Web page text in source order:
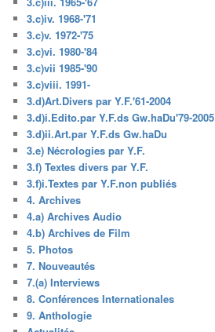
3.c)iv. 1968-'71
3.c)v. 1972-'75
3.c)vi. 1980-'84
3.c)vii 1985-'90
3.c)viii. 1991-
3.d)Art.Divers par Y.F.'61-2004
3.d)i.Edito.par Y.F.ds Gw.haDu'79-2005
3.d)ii.Art.par Y.F.ds Gw.haDu
3.e) Nécrologies par Y.F.
3.f) Textes divers par Y.F.
3.f)i.Textes par Y.F.non publiés
4. Archives
4.a) Archives Audio
4.b) Archives de Film
5. Photos
7. Nouveautés
7.(a) Interviews
8. Conférences Internationales
9. Anthologie